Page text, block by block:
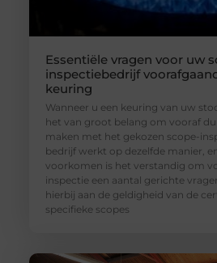
Essentiële vragen voor uw
inspectiebedrijf
keuring
Wanneer u een keuring van uw
het van groot belang om vooraf
maken met het gekozen scope-
bedrijf werkt op dezelfde manier,
voorkomen is het verstandig om
inspectie een aantal gerichte
hierbij aan de geldigheid van de
specifieke scopes